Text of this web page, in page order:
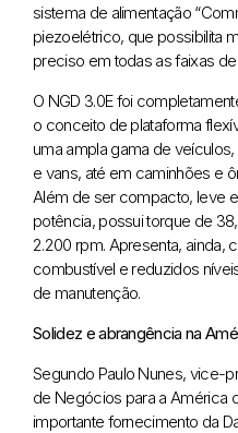
sistema de alimentação
piezoelétrico, que possibilita
preciso em todas as faixas
O NGD 3.0E foi
o conceito de plataforma
uma ampla gama de
e vans, até em caminhões e
Além de ser compacto, leve
potência, possui torque de
2.200 rpm. Apresenta, ainda,
combustível e reduzidos
de manutenção.
Solidez e abrangência na
Segundo Paulo Nunes, vice-
de Negócios para a América
importante fornecimento da